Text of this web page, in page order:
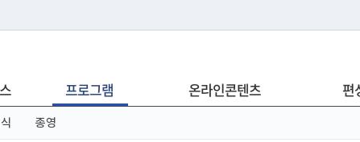
에서 도메인 주소를 확인해 보세요
프로그램 온라인콘텐츠 편
종영